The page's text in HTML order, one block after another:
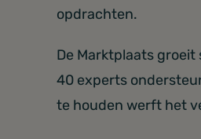
opdrachten.
De Marktplaats
40 experts
te houden werft het